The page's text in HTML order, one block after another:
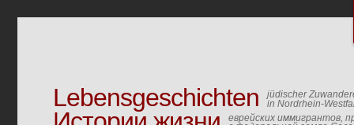
Lebensgeschichten
jüdischer
in Nordrhein-
еврейских иммигрантов,